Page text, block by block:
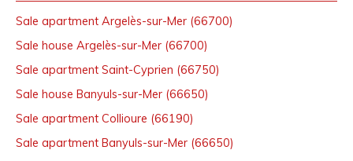
Sale apartment Argelès-sur-Mer (66700)
Sale house Argelès-sur-Mer (66700)
Sale apartment Saint-Cyprien (66750)
Sale house Banyuls-sur-Mer (66650)
Sale apartment Collioure (66190)
Sale apartment Banyuls-sur-Mer (66650)